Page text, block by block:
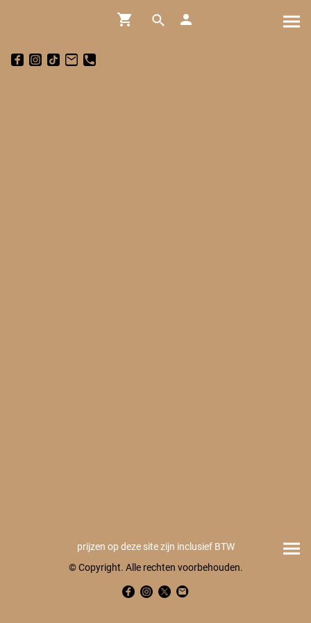
prijzen op deze site zijn inclusief BTW
© Copyright. Alle rechten voorbehouden.